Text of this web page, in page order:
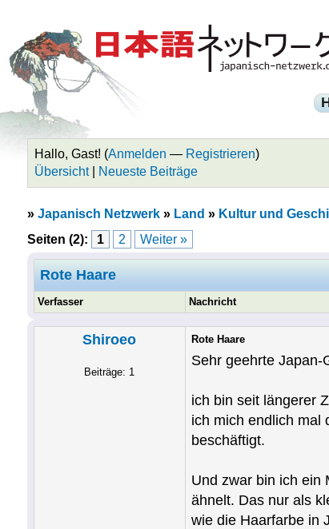
Hallo, Gast! (Anmelden — Registrieren)
Übersicht| Neueste Beiträge
» Japanisch Netzwerk» Land » Kultur und
Seiten (2):
1 2 Weiter »
Rote Haare
Verfasser Nachricht
Shiroeo
Beiträge: 1
Rote Haare
Sehr geehrte Japan-
ich bin seit längerer
ich mich endlich mal
beschäftigt.
Und zwar bin ich ein
ähnelt. Das nur als
wie die Haarfarbe in